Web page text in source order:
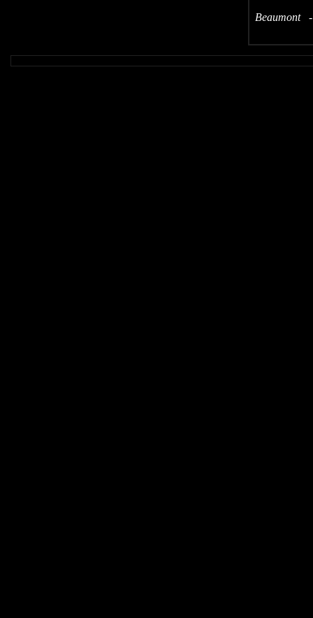
Beaumont